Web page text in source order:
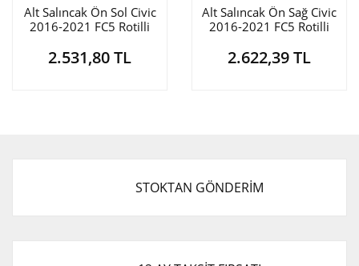
Alt Salıncak Ön Sol Civic
2016-2021 FC5 Rotilli
2.531,80 TL
Alt Salıncak Ön Sağ Civic
2016-2021 FC5 Rotilli
2.622,39 TL
STOKTAN GÖNDERİM